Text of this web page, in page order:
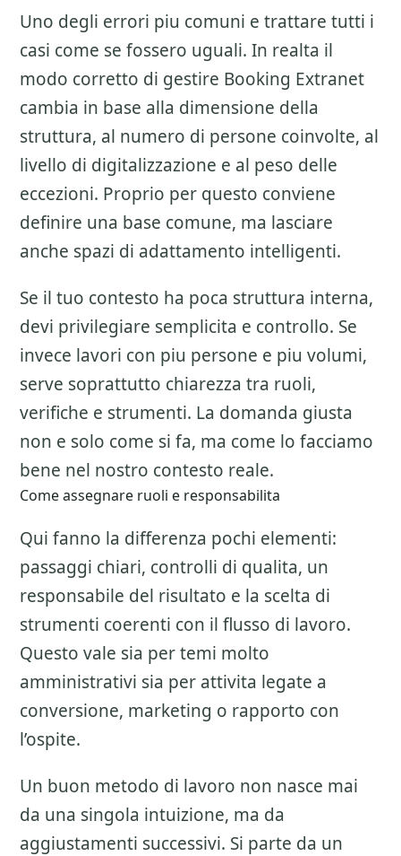
Uno degli errori piu comuni e trattare tutti i
casi come se fossero uguali. In realta il
modo corretto di gestire Booking Extranet
cambia in base alla dimensione della
struttura, al numero di persone coinvolte, al
livello di digitalizzazione e al peso delle
eccezioni. Proprio per questo conviene
definire una base comune, ma lasciare
anche spazi di adattamento intelligenti.
Se il tuo contesto ha poca struttura interna,
devi privilegiare semplicita e controllo. Se
invece lavori con piu persone e piu volumi,
serve soprattutto chiarezza tra ruoli,
verifiche e strumenti. La domanda giusta
non e solo come si fa, ma come lo facciamo
bene nel nostro contesto reale.
Come assegnare ruoli e responsabilita
Qui fanno la differenza pochi elementi:
passaggi chiari, controlli di qualita, un
responsabile del risultato e la scelta di
strumenti coerenti con il flusso di lavoro.
Questo vale sia per temi molto
amministrativi sia per attivita legate a
conversione, marketing o rapporto con
l’ospite.
Un buon metodo di lavoro non nasce mai
da una singola intuizione, ma da
aggiustamenti successivi. Si parte da un